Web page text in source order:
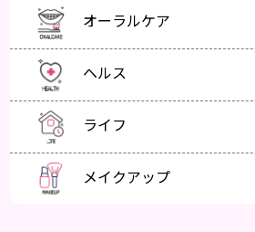
オーラルケア
ヘルス
ライフ
メイクアップ